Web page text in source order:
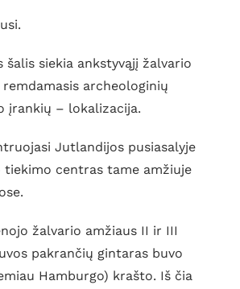
siekia ankstyvąjį žalvario
archeologinių
įrankių – lokalizacija.
Jutlandijos pusiasalyje
centras tame amžiuje
žalvario amžiaus II ir III
pakrančių gintaras buvo
Hamburgo) krašto. Iš čia